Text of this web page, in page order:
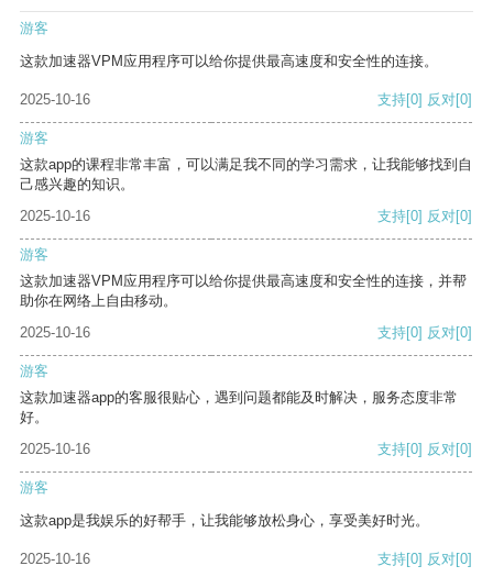
游客
这款加速器VPM应用程序可以给你提供最高速度和安全性的连接。
2025-10-16 支持[0] 反对[0]
游客
这款app的课程非常丰富，可以满足我不同的学习需求，让我能够找到自
己感兴趣的知识。
2025-10-16
支持[0] 反对[0]
游客
这款加速器VPM应用程序可以给你提供最高速度和安全性的连接，并帮
助你在网络上自由移动。
2025-10-16
支持[0] 反对[0]
游客
这款加速器app的客服很贴心，遇到问题都能及时解决，服务态度非常
好。
2025-10-16
支持[0] 反对[0]
游客
这款app是我娱乐的好帮手，让我能够放松身心，享受美好时光。
2025-10-16 支持[0] 反对[0]